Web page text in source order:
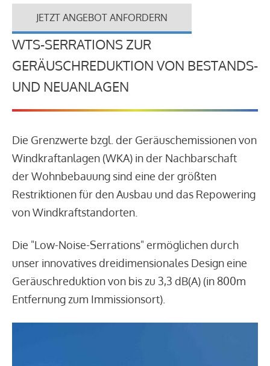
JETZT ANGEBOT ANFORDERN
WTS-SERRATIONS ZUR
GERÄUSCHREDUKTION VON BESTANDS-
UND NEUANLAGEN
Die Grenzwerte bzgl. der Geräuschemissionen von
Windkraftanlagen (WKA) in der Nachbarschaft
der Wohnbebauung sind eine der größten
Restriktionen für den Ausbau und das Repowering
von Windkraftstandorten.
Die "Low-Noise-Serrations" ermöglichen durch
unser innovatives dreidimensionales Design eine
Geräuschreduktion von bis zu 3,3 dB(A) (in 800m
Entfernung zum Immissionsort).